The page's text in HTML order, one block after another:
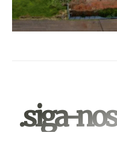
.siga-nos